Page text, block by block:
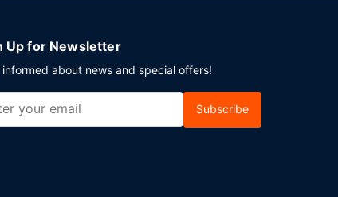
Up for Newsletter
informed about news and special offers!
Subscribe